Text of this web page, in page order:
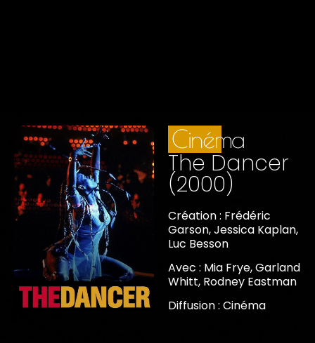
Cinéma
The Dancer
(2000)
Création : Frédéric
Garson, Jessica Kaplan,
Luc Besson
Avec : Mia Frye, Garland
Whitt, Rodney Eastman
Diffusion : Cinéma